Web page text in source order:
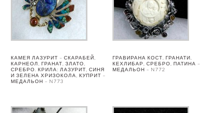
КАМЕЯ ЛАЗУРИТ – СКАРАБЕЙ,
КАРНЕОЛ, ГРАНАТ, ЗЛАТО,
СРЕБРО. КРИЛА: ЛАЗУРИТ, СИНЯ
И ЗЕЛЕНА ХРИЗОКОЛА, КУПРИТ –
МЕДАЛЬОН – N773
ГРАВИРАНА КОСТ, ГРАНАТИ,
КЕХЛИБАР, СРЕБРО, ПАТИНА –
МЕДАЛЬОН – N772